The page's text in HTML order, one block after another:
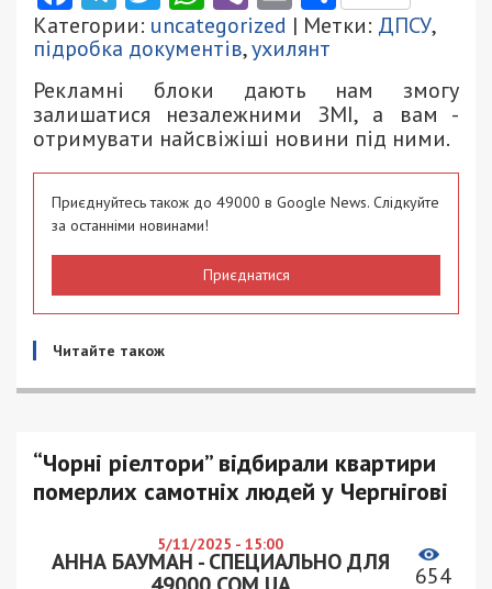
Категории: uncategorized | Метки: ДПСУ,
підробка документів,ухилянт
Рекламні блоки дають нам змогу
залишатися незалежними ЗМІ, а вам -
отримувати найсвіжіші новини під ними.
Приєднуйтесь також до 49000 в Google News. Слідкуйте
за останніми новинами!
Приєднатися
Читайте також
“Чорні ріелтори” відбирали квартири
померлих самотніх людей у Чергнігові
5/11/2025 - 15:00
АННА БАУМАН - СПЕЦИАЛЬНО ДЛЯ
654